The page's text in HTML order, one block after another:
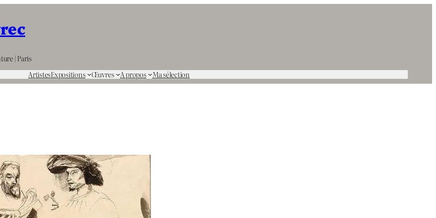
| Paris
ArtistesExpositions Œuvres A propos Ma sélection